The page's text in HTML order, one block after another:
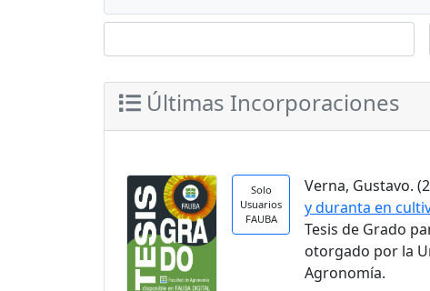
Últimas Incorporaciones
Solo
Usuarios
FAUBA
Verna, Gustavo.
y duranta en
Tesis de Grado
otorgado por la
Agronomía.